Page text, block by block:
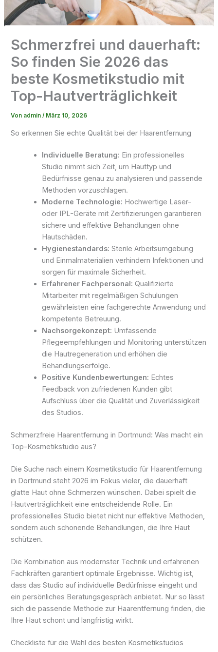
Schmerzfrei und dauerhaft:
So finden Sie 2026 das
beste Kosmetikstudio mit
Top-Hautverträglichkeit
Von admin/ März 10, 2026
So erkennen Sie echte Qualität bei der Haarentfernung
Individuelle Beratung: Ein professionelles
Studio nimmt sich Zeit, um Hauttyp und
Bedürfnisse genau zu analysieren und passende
Methoden vorzuschlagen.
Moderne Technologie: Hochwertige Laser-
oder IPL-Geräte mit Zertifizierungen garantieren
sichere und effektive Behandlungen ohne
Hautschäden.
Hygienestandards: Sterile Arbeitsumgebung
und Einmalmaterialien verhindern Infektionen und
sorgen für maximale Sicherheit.
Erfahrener Fachpersonal: Qualifizierte
Mitarbeiter mit regelmäßigen Schulungen
gewährleisten eine fachgerechte Anwendung und
kompetente Betreuung.
Nachsorgekonzept: Umfassende
Pflegeempfehlungen und Monitoring unterstützen
die Hautregeneration und erhöhen die
Behandlungserfolge.
Positive Kundenbewertungen: Echtes
Feedback von zufriedenen Kunden gibt
Aufschluss über die Qualität und Zuverlässigkeit
des Studios.
Schmerzfreie Haarentfernung in Dortmund: Was macht ein
Top-Kosmetikstudio aus?
Die Suche nach einem Kosmetikstudio für Haarentfernung
in Dortmund steht 2026 im Fokus vieler, die dauerhaft
glatte Haut ohne Schmerzen wünschen. Dabei spielt die
Hautverträglichkeit eine entscheidende Rolle. Ein
professionelles Studio bietet nicht nur effektive Methoden,
sondern auch schonende Behandlungen, die Ihre Haut
schützen.
Die Kombination aus modernster Technik und erfahrenen
Fachkräften garantiert optimale Ergebnisse. Wichtig ist,
dass das Studio auf individuelle Bedürfnisse eingeht und
ein persönliches Beratungsgespräch anbietet. Nur so lässt
sich die passende Methode zur Haarentfernung finden, die
Ihre Haut schont und langfristig wirkt.
Checkliste für die Wahl des besten Kosmetikstudios